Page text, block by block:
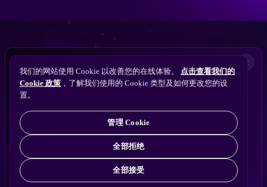
版权所有 © 2010 ~ 2026 隽永东方/EastDigi--专注企业海外业务增长
备案号：苏ICP备14005285号-11
我们的网站使用 Cookie 以改善您的在线体验。 点击查看我们的
Cookie 政策 ，了解我们使用的 Cookie 类型及如何更改您的设
置。
管理 Cookie
全部拒绝
全部接受
×
Perplexity
Gemini
ChatGPT
搜索找到您的独立站？
免费获取隽永东方 SEO / AEO / GEO 独立站可见
免费诊断→